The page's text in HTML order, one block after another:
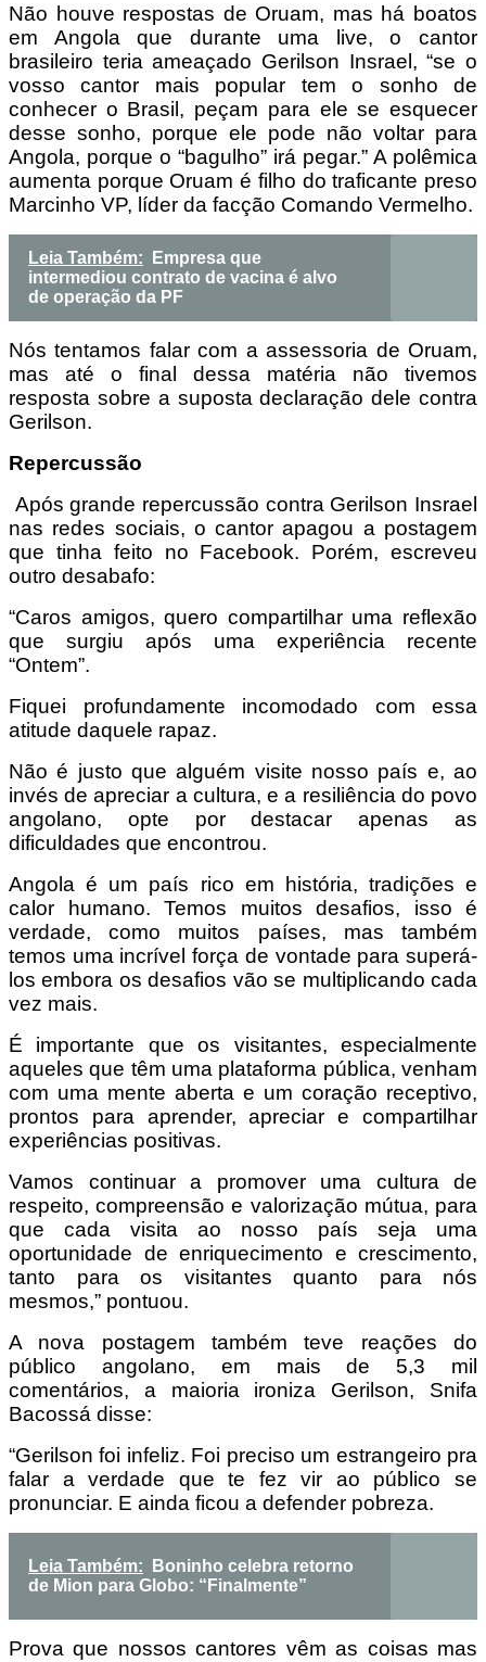
Não houve respostas de Oruam, mas há boatos
em Angola que durante uma live, o cantor
brasileiro teria ameaçado Gerilson Insrael, “se o
vosso cantor mais popular tem o sonho de
conhecer o Brasil, peçam para ele se esquecer
desse sonho, porque ele pode não voltar para
Angola, porque o “bagulho” irá pegar.” A polêmica
aumenta porque Oruam é filho do traficante preso
Marcinho VP, líder da facção Comando Vermelho.
Leia Também:
Empresa que
intermediou contrato de vacina é alvo
de operação da PF
Nós tentamos falar com a assessoria de Oruam,
mas até o final dessa matéria não tivemos
resposta sobre a suposta declaração dele contra
Gerilson.
Repercussão
Após grande repercussão contra Gerilson Insrael
nas redes sociais, o cantor apagou a postagem
que tinha feito no Facebook. Porém, escreveu
outro desabafo:
“Caros amigos, quero compartilhar uma reflexão
que surgiu após uma experiência recente
“Ontem”.
Fiquei profundamente incomodado com essa
atitude daquele rapaz.
Não é justo que alguém visite nosso país e, ao
invés de apreciar a cultura, e a resiliência do povo
angolano, opte por destacar apenas as
dificuldades que encontrou.
Angola é um país rico em história, tradições e
calor humano. Temos muitos desafios, isso é
verdade, como muitos países, mas também
temos uma incrível força de vontade para superá-
los embora os desafios vão se multiplicando cada
vez mais.
É importante que os visitantes, especialmente
aqueles que têm uma plataforma pública, venham
com uma mente aberta e um coração receptivo,
prontos para aprender, apreciar e compartilhar
experiências positivas.
Vamos continuar a promover uma cultura de
respeito, compreensão e valorização mútua, para
que cada visita ao nosso país seja uma
oportunidade de enriquecimento e crescimento,
tanto para os visitantes quanto para nós
mesmos,” pontuou.
A nova postagem também teve reações do
público angolano, em mais de 5,3 mil
comentários, a maioria ironiza Gerilson, Snifa
Bacossá disse:
“Gerilson foi infeliz. Foi preciso um estrangeiro pra
falar a verdade que te fez vir ao público se
pronunciar. E ainda ficou a defender pobreza.
Leia Também:
Boninho celebra retorno
de Mion para Globo: “Finalmente”
Prova que nossos cantores vêm as coisas mas